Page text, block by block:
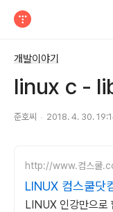
개발이야기
linux c -
준호씨 2018. 4. 30.
http://www.컴스쿨
LINUX 컴스쿨닷
기프티콘!
LINUX 인강만으로